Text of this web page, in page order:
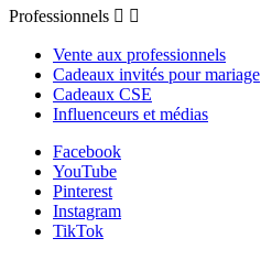
Professionnels  
Vente aux professionnels
Cadeaux invités pour mariage
Cadeaux CSE
Influenceurs et médias
Facebook
YouTube
Pinterest
Instagram
TikTok